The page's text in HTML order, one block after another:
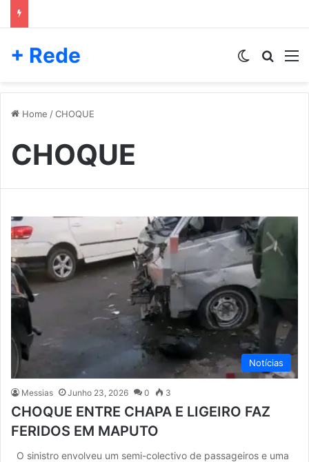
+ Rede Switch skin
Home /CHOQUE
CHOQUE
Notícias
Messias Junho 23, 2026 0 3
CHOQUE ENTRE CHAPA E LIGEIRO FAZ
FERIDOS EM MAPUTO
O sinistro envolveu um semi-colectivo de passageiros e uma